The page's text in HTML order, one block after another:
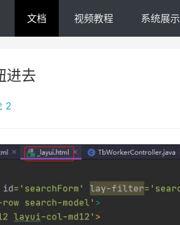
文档 视频教程 系统展示
进去
2